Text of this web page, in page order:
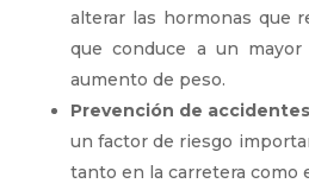
alterar las hormonas que
que conduce a un
aumento de peso.
Prevención de
un factor de riesgo
tanto en la carretera como